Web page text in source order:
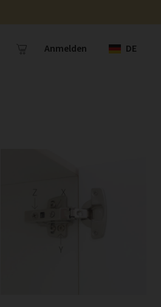
Anmelden DE